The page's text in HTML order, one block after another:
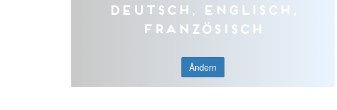
Deutsch, Englisch,
Französisch
Ändern